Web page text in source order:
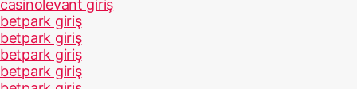
casinolevant giriş
betpark giriş
betpark giriş
betpark giriş
betpark giriş